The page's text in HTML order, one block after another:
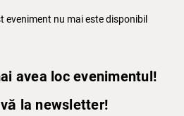
eveniment nu mai este disponibil
avea loc evenimentul!
la newsletter!